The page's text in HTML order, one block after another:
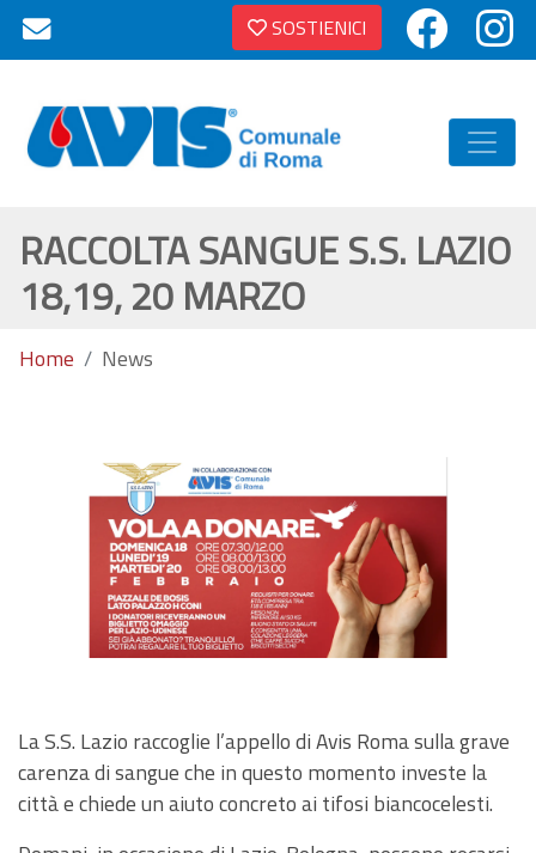
SOSTIENICI
RACCOLTA SANGUE S.S. LAZIO
18,19, 20 MARZO
Home News
La S.S. Lazio raccoglie l’appello di Avis Roma sulla grave
carenza di sangue che in questo momento investe la
città e chiede un aiuto concreto ai tifosi biancocelesti.